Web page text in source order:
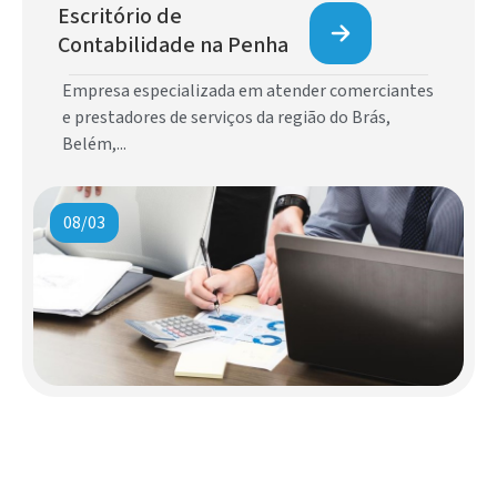
Escritório de
Contabilidade na Penha
Empresa especializada em atender comerciantes
e prestadores de serviços da região do Brás,
Belém,...
08/03